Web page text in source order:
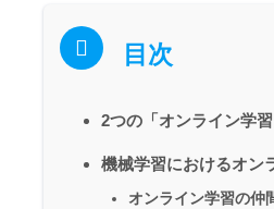
目次
2つの「オンライン学習
機械学習におけるオン
オンライン学習の仲